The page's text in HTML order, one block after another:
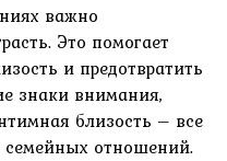
важно
Это помогает
и предотвратить
знаки внимания‚
близость – все
семейных отношений.